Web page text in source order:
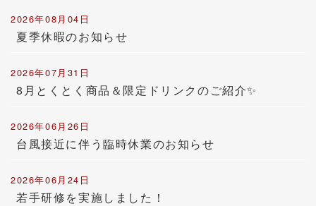
2026年08月04日
夏季休暇のお知らせ
2026年07月31日
8月とくとく商品＆限定ドリンクのご紹介✨
2026年06月26日
台風接近に伴う臨時休業のお知らせ
2026年06月24日
若手研修を実施しました！